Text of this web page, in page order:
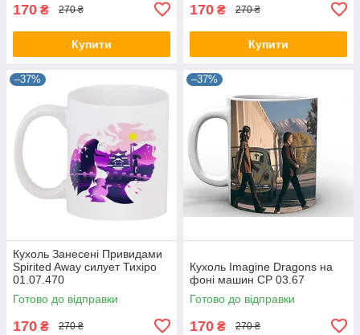
170 ₴ 270 ₴
Купити
170 ₴ 270 ₴
Купити
–37%
Кухоль Занесені Привидами
Spirited Away силует Тихіро
01.07.470
Готово до відправки
170 ₴ 270 ₴
–37%
Кухоль Imagine Dragons на
фоні машин CP 03.67
Готово до відправки
170 ₴ 270 ₴